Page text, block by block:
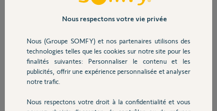
Sécurité
Domotique
Chauffage
Depuis ce matin ,nos BSO se baissent et se relèvent par "acoup",nous
Avez-vous déjà eu ce soucis ?
Si oui comment l avez-vous résolu ?
il y a plus de 3 ans
Nous respectons votre vie privée
Nous (Groupe SOMFY) et nos partenaires utilisons des
technologies telles que les cookies sur notre site pour les
finalités suivantes: Personnaliser le contenu et les
publicités, offrir une expérience personnalisée et analyser
notre trafic.
Nous respectons votre droit à la confidentialité et vous